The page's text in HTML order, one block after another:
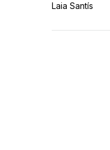
Laia Santís